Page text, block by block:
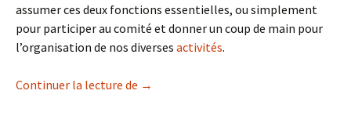
assumer ces deux fonctions essentielles, ou simplement
pour participer au comité et donner un coup de main pour
l’organisation de nos diverses activités.
Continuer la lecture de Comité: appel à l’aide
→